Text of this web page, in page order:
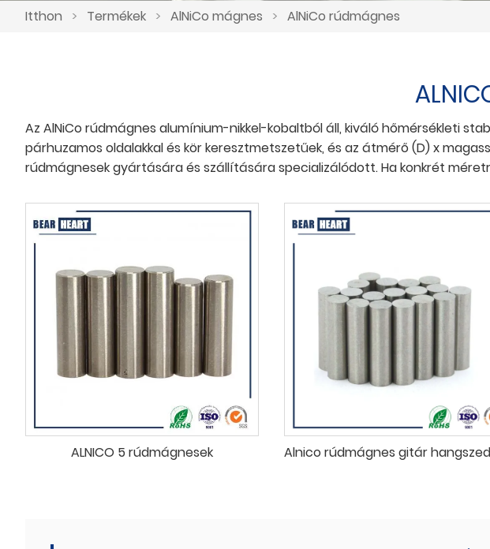
Itthon > Termékek > AlNiCo mágnes > AlNiCo rúdmágnes
Az AlNiCo rúdmágnes alumínium-nikkel-kobaltból áll, kiváló hőmérsékleti
párhuzamos oldalakkal és kör keresztmetszetűek, és az átmérő (D) x
rúdmágnesek gyártására és szállítására specializálódott. Ha konkrét
ALNICO 5 rúdmágnesek